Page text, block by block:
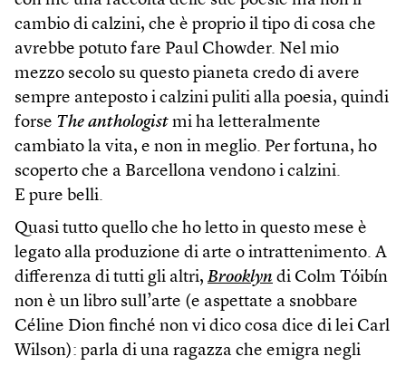
cambio di calzini, che è proprio il tipo di cosa che
avrebbe potuto fare Paul Chowder. Nel mio
mezzo secolo su questo pianeta credo di avere
sempre anteposto i calzini puliti alla poesia, quindi
forse The anthologist mi ha letteralmente
cambiato la vita, e non in meglio. Per fortuna, ho
scoperto che a Barcellona vendono i calzini.
E pure belli.
Quasi tutto quello che ho letto in questo mese è
legato alla produzione di arte o intrattenimento. A
differenza di tutti gli altri, Brooklyn di Colm Tóibín
non è un libro sull’arte (e aspettate a snobbare
Céline Dion finché non vi dico cosa dice di lei Carl
Wilson): parla di una ragazza che emigra negli